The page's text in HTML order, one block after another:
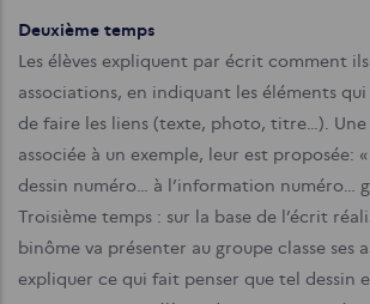
Deuxième temps
Les élèves expliquent par écrit comment
associations, en indiquant les éléments
de faire les liens (texte, photo, titre…).
associée à un exemple, leur est proposée: «
dessin numéro… à l’information numéro…
Troisième temps : sur la base de l’écrit
binôme va présenter au groupe classe ses
expliquer ce qui fait penser que tel dessin